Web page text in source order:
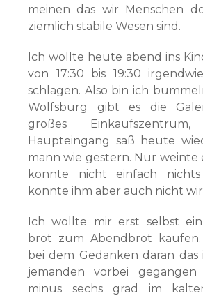
meinen das wir Menschen
ziemlich stabile Wesen sind.
Ich wollte heute abend ins
von 17:30 bis 19:30
schlagen. Also bin ich
Wolfsburg gibt es die
großes
Haupteingang saß heute
mann wie gestern. Nur weinte
konnte nicht einfach
konnte ihm aber auch nicht
Ich wollte mir erst selbst ein
brot zum Abendbrot
bei dem Gedanken daran das
jemanden vorbei
minus sechs grad im